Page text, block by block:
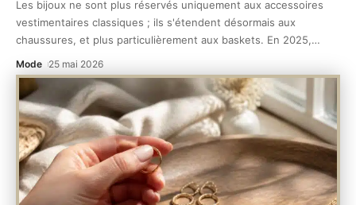
Les bijoux ne sont plus réservés uniquement aux accessoires
vestimentaires classiques ; ils s'étendent désormais aux
chaussures, et plus particulièrement aux baskets. En 2025,…
Mode 25 mai 2026